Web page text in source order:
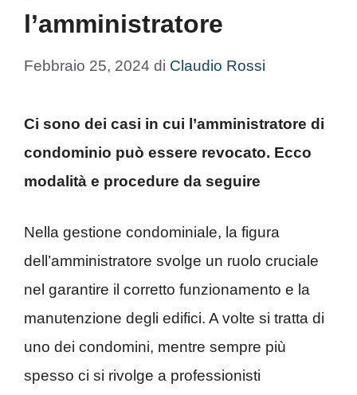
l’amministratore
Febbraio 25, 2024 di Claudio Rossi
Ci sono dei casi in cui l’amministratore di
condominio può essere revocato. Ecco
modalità e procedure da seguire
Nella gestione condominiale, la figura
dell’amministratore svolge un ruolo cruciale
nel garantire il corretto funzionamento e la
manutenzione degli edifici. A volte si tratta di
uno dei condomini, mentre sempre più
spesso ci si rivolge a professionisti